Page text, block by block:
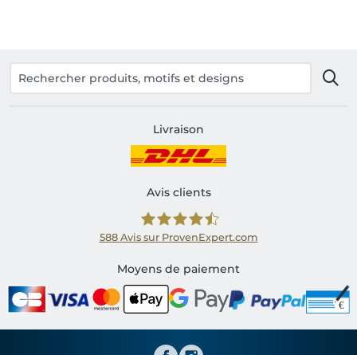
Livraison
Avis clients
Shirtinator FR
588 Avis sur ProvenExpert.com
Moyens de paiement